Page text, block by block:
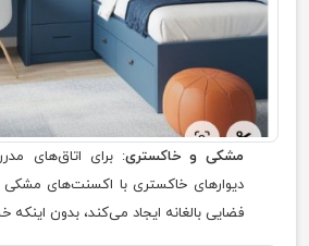
مشکی و خاکستری: برای اتاق‌های
دیوارهای خاکستری با اکسنت‌های
فضایی بالغانه ایجاد می‌کند، بدون اینکه